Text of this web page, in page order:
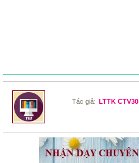
Tác giả: LTTK CTV30